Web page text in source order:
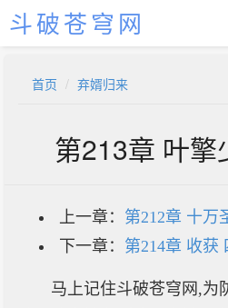
斗破苍穹网
首页 弃婿归来
第213章 叶擎
上一章： 第212章 十万
下一章： 第214章 收获
马上记住斗破苍穹网,为